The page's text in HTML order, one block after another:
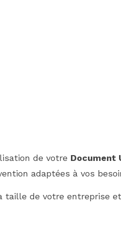
de votre Document
adaptées à vos
taille de votre entreprise